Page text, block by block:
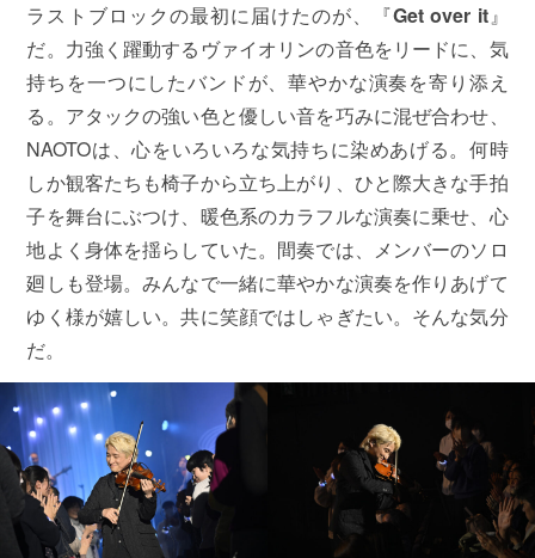
ラストブロックの最初に届けたのが、『Get over it』
だ。力強く躍動するヴァイオリンの音色をリードに、気
持ちを一つにしたバンドが、華やかな演奏を寄り添え
る。アタックの強い色と優しい音を巧みに混ぜ合わせ、
NAOTOは、心をいろいろな気持ちに染めあげる。何時
しか観客たちも椅子から立ち上がり、ひと際大きな手拍
子を舞台にぶつけ、暖色系のカラフルな演奏に乗せ、心
地よく身体を揺らしていた。間奏では、メンバーのソロ
廻しも登場。みんなで一緒に華やかな演奏を作りあげて
ゆく様が嬉しい。共に笑顔ではしゃぎたい。そんな気分
だ。